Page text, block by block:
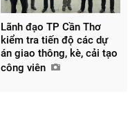
Lãnh đạo TP Cần Thơ
kiểm tra tiến độ các dự
án giao thông, kè, cải tạo
công viên